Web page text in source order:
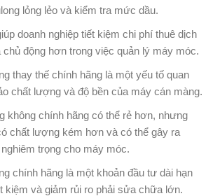
lỏng lẻo và kiểm tra mức dầu.
doanh nghiệp tiết kiệm chi phí thuê dịch
chủ động hơn trong việc quản lý máy móc.
thay thế chính hãng là một yếu tố quan
chất lượng và độ bền của máy cán màng.
không chính hãng có thể rẻ hơn, nhưng
chất lượng kém hơn và có thể gây ra
trọng cho máy móc.
chính hãng là một khoản đầu tư dài hạn
kiệm và giảm rủi ro phải sửa chữa lớn.